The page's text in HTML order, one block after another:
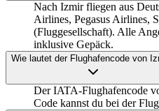
Nach Izmir fliegen aus
Airlines, Pegasus Airlines,
(Fluggesellschaft). Alle
inklusive Gepäck.
Wie lautet der Flughafencode von
Der IATA-Flughafencode
Code kannst du bei der